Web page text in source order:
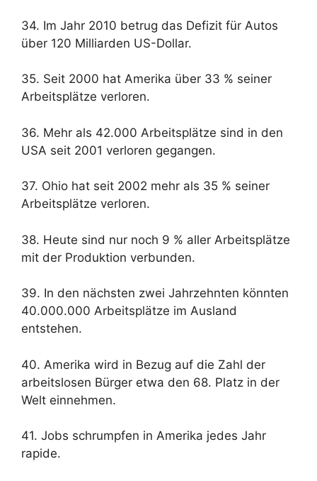
34. Im Jahr 2010 betrug das Defizit für Autos
über 120 Milliarden US-Dollar.
35. Seit 2000 hat Amerika über 33 % seiner
Arbeitsplätze verloren.
36. Mehr als 42.000 Arbeitsplätze sind in den
USA seit 2001 verloren gegangen.
37. Ohio hat seit 2002 mehr als 35 % seiner
Arbeitsplätze verloren.
38. Heute sind nur noch 9 % aller Arbeitsplätze
mit der Produktion verbunden.
39. In den nächsten zwei Jahrzehnten könnten
40.000.000 Arbeitsplätze im Ausland
entstehen.
40. Amerika wird in Bezug auf die Zahl der
arbeitslosen Bürger etwa den 68. Platz in der
Welt einnehmen.
41. Jobs schrumpfen in Amerika jedes Jahr
rapide.